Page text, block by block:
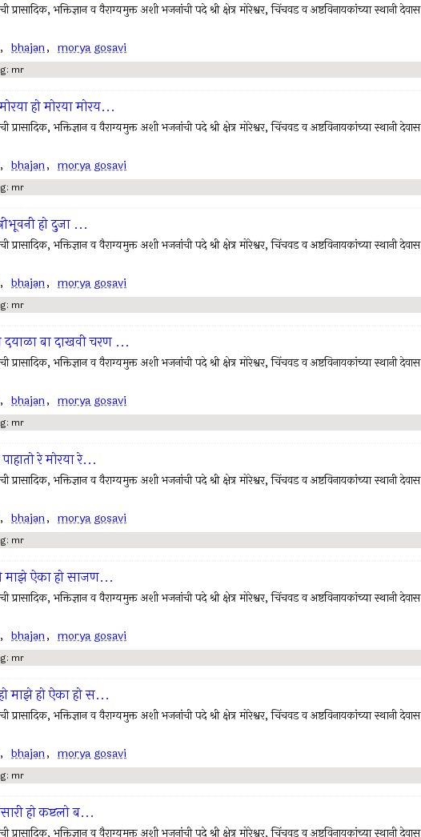
प्रासादिक, भक्तिज्ञान व वैराग्यमुक्त अशी भजनांची पदे श्री क्षेत्र मोरेश्वर, चिंचवड व अष्टविनायकांच्या स्थानी देवास
, bhajan, morya gosavi
mr
हो मोरया मोरय...
प्रासादिक, भक्तिज्ञान व वैराग्यमुक्त अशी भजनांची पदे श्री क्षेत्र मोरेश्वर, चिंचवड व अष्टविनायकांच्या स्थानी देवास
, bhajan, morya gosavi
mr
हो दुजा ...
प्रासादिक, भक्तिज्ञान व वैराग्यमुक्त अशी भजनांची पदे श्री क्षेत्र मोरेश्वर, चिंचवड व अष्टविनायकांच्या स्थानी देवास
, bhajan, morya gosavi
mr
दयाळा बा दाखवी चरण ...
प्रासादिक, भक्तिज्ञान व वैराग्यमुक्त अशी भजनांची पदे श्री क्षेत्र मोरेश्वर, चिंचवड व अष्टविनायकांच्या स्थानी देवास
, bhajan, morya gosavi
mr
रे मोरया रे...
प्रासादिक, भक्तिज्ञान व वैराग्यमुक्त अशी भजनांची पदे श्री क्षेत्र मोरेश्वर, चिंचवड व अष्टविनायकांच्या स्थानी देवास
, bhajan, morya gosavi
mr
माझे ऐका हो साजण...
प्रासादिक, भक्तिज्ञान व वैराग्यमुक्त अशी भजनांची पदे श्री क्षेत्र मोरेश्वर, चिंचवड व अष्टविनायकांच्या स्थानी देवास
, bhajan, morya gosavi
mr
माझे हो ऐका हो स...
प्रासादिक, भक्तिज्ञान व वैराग्यमुक्त अशी भजनांची पदे श्री क्षेत्र मोरेश्वर, चिंचवड व अष्टविनायकांच्या स्थानी देवास
, bhajan, morya gosavi
mr
हो कष्टलो ब...
प्रासादिक, भक्तिज्ञान व वैराग्यमुक्त अशी भजनांची पदे श्री क्षेत्र मोरेश्वर, चिंचवड व अष्टविनायकांच्या स्थानी देवास